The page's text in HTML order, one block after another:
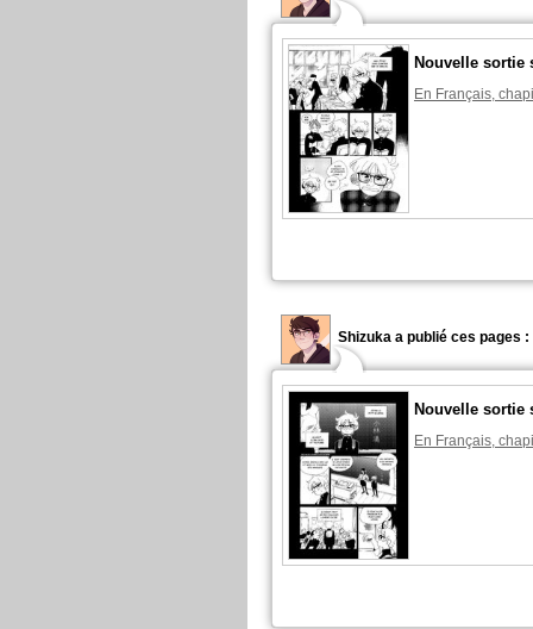
Nouvelle sortie
En Français,
Shizuka a publié ces pages :
Nouvelle sortie
En Français,